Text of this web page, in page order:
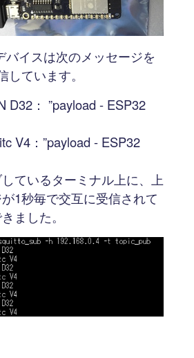
バイスは次のメッセージを
ています。
D32： ”payload - ESP32
V4：”payload - ESP32
ているターミナル上に、上
1秒毎で交互に受信されて
ました。